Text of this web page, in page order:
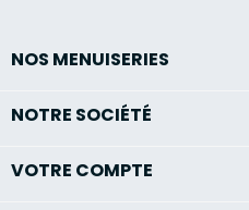
NOS MENUISERIES
NOTRE SOCIÉTÉ
VOTRE COMPTE